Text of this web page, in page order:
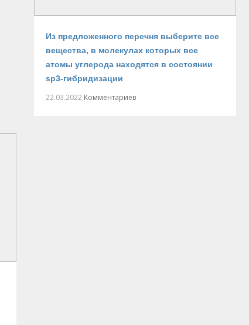
Из предложенного перечня выберите все
вещества, в молекулах которых все
атомы углерода находятся в состоянии
sp3-гибридизации
22.03.2022 Комментариев